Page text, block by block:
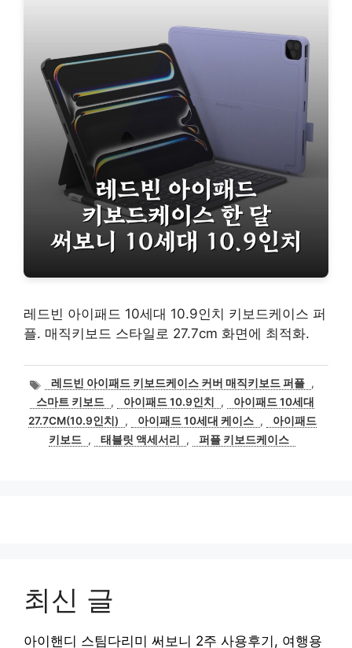
레드빈 아이패드 10세대 10.9인치 키보드케이스 퍼
플. 매직키보드 스타일로 27.7cm 화면에 최적화.
태
그
레드빈 아이패드 키보드케이스 커버 매직키보드 퍼플 ,
스마트 키보드 , 아이패드 10.9인치 ,
아이패드 10세대
27.7CM(10.9인치)
, 아이패드 10세대 케이스 ,
아이패드
키보드 , 태블릿 액세서리 , 퍼플 키보드케이스
최신 글
아이핸디 스팀다리미 써보니 2주 사용후기, 여행용